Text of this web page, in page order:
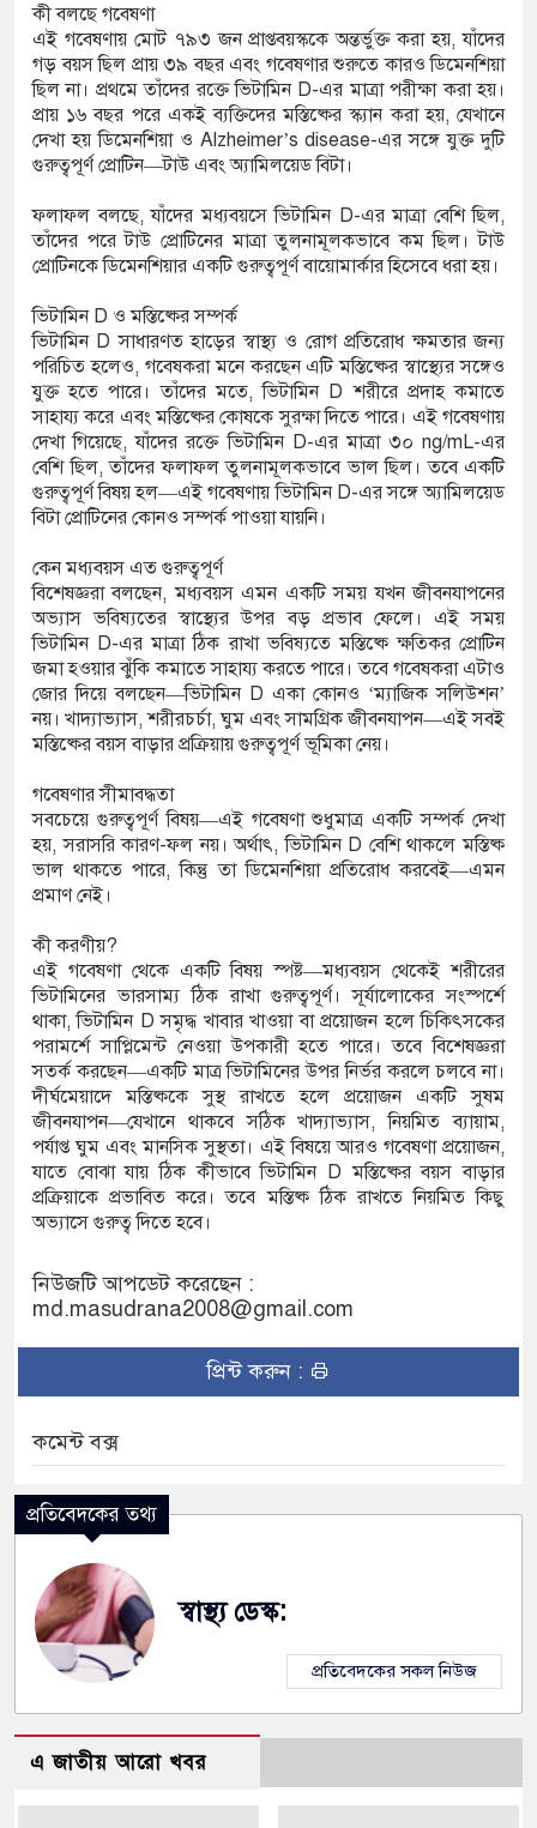
মৃত্যু,
কী বলছে গবেষণা
এই গবেষণায় মোট ৭৯৩ জন প্রাপ্তবয়স্ককে অন্তর্ভুক্ত করা হয়, যাঁদের
গড় বয়স ছিল প্রায় ৩৯ বছর এবং গবেষণার শুরুতে কারও ডিমেনশিয়া
ছিল না। প্রথমে তাঁদের রক্তে ভিটামিন D-এর মাত্রা পরীক্ষা করা হয়।
প্রায় ১৬ বছর পরে একই ব্যক্তিদের মস্তিষ্কের স্ক্যান করা হয়, যেখানে
দেখা হয় ডিমেনশিয়া ও Alzheimer’s disease-এর সঙ্গে যুক্ত দুটি
গুরুত্বপূর্ণ প্রোটিন—টাউ এবং অ্যামিলয়েড বিটা।
ফলাফল বলছে, যাঁদের মধ্যবয়সে ভিটামিন D-এর মাত্রা বেশি ছিল,
তাঁদের পরে টাউ প্রোটিনের মাত্রা তুলনামূলকভাবে কম ছিল। টাউ
প্রোটিনকে ডিমেনশিয়ার একটি গুরুত্বপূর্ণ বায়োমার্কার হিসেবে ধরা হয়।
ভিটামিন D ও মস্তিষ্কের সম্পর্ক
ভিটামিন D সাধারণত হাড়ের স্বাস্থ্য ও রোগ প্রতিরোধ ক্ষমতার জন্য
পরিচিত হলেও, গবেষকরা মনে করছেন এটি মস্তিষ্কের স্বাস্থ্যের সঙ্গেও
যুক্ত হতে পারে। তাঁদের মতে, ভিটামিন D শরীরে প্রদাহ কমাতে
সাহায্য করে এবং মস্তিষ্কের কোষকে সুরক্ষা দিতে পারে। এই গবেষণায়
দেখা গিয়েছে, যাঁদের রক্তে ভিটামিন D-এর মাত্রা ৩০ ng/mL-এর
বেশি ছিল, তাঁদের ফলাফল তুলনামূলকভাবে ভাল ছিল। তবে একটি
গুরুত্বপূর্ণ বিষয় হল—এই গবেষণায় ভিটামিন D-এর সঙ্গে অ্যামিলয়েড
বিটা প্রোটিনের কোনও সম্পর্ক পাওয়া যায়নি।
কেন মধ্যবয়স এত গুরুত্বপূর্ণ
বিশেষজ্ঞরা বলছেন, মধ্যবয়স এমন একটি সময় যখন জীবনযাপনের
অভ্যাস ভবিষ্যতের স্বাস্থ্যের উপর বড় প্রভাব ফেলে। এই সময়
ভিটামিন D-এর মাত্রা ঠিক রাখা ভবিষ্যতে মস্তিষ্কে ক্ষতিকর প্রোটিন
জমা হওয়ার ঝুঁকি কমাতে সাহায্য করতে পারে। তবে গবেষকরা এটাও
জোর দিয়ে বলছেন—ভিটামিন D একা কোনও ‘ম্যাজিক সলিউশন’
নয়। খাদ্যাভ্যাস, শরীরচর্চা, ঘুম এবং সামগ্রিক জীবনযাপন—এই সবই
মস্তিষ্কের বয়স বাড়ার প্রক্রিয়ায় গুরুত্বপূর্ণ ভূমিকা নেয়।
গবেষণার সীমাবদ্ধতা
সবচেয়ে গুরুত্বপূর্ণ বিষয়—এই গবেষণা শুধুমাত্র একটি সম্পর্ক দেখা
হয়, সরাসরি কারণ-ফল নয়। অর্থাৎ, ভিটামিন D বেশি থাকলে মস্তিষ্ক
ভাল থাকতে পারে, কিন্তু তা ডিমেনশিয়া প্রতিরোধ করবেই—এমন
প্রমাণ নেই।
কী করণীয়?
এই গবেষণা থেকে একটি বিষয় স্পষ্ট—মধ্যবয়স থেকেই শরীরের
ভিটামিনের ভারসাম্য ঠিক রাখা গুরুত্বপূর্ণ। সূর্যালোকের সংস্পর্শে
থাকা, ভিটামিন D সমৃদ্ধ খাবার খাওয়া বা প্রয়োজন হলে চিকিৎসকের
পরামর্শে সাপ্লিমেন্ট নেওয়া উপকারী হতে পারে। তবে বিশেষজ্ঞরা
সতর্ক করছেন—একটি মাত্র ভিটামিনের উপর নির্ভর করলে চলবে না।
দীর্ঘমেয়াদে মস্তিষ্ককে সুস্থ রাখতে হলে প্রয়োজন একটি সুষম
জীবনযাপন—যেখানে থাকবে সঠিক খাদ্যাভ্যাস, নিয়মিত ব্যায়াম,
পর্যাপ্ত ঘুম এবং মানসিক সুস্থতা। এই বিষয়ে আরও গবেষণা প্রয়োজন,
যাতে বোঝা যায় ঠিক কীভাবে ভিটামিন D মস্তিষ্কের বয়স বাড়ার
প্রক্রিয়াকে প্রভাবিত করে। তবে মস্তিষ্ক ঠিক রাখতে নিয়মিত কিছু
অভ্যাসে গুরুত্ব দিতে হবে।
নিউজটি আপডেট করেছেন :
md.masudrana2008@gmail.com
প্রিন্ট করুন :
কমেন্ট বক্স
প্রতিবেদকের তথ্য
স্বাস্থ্য ডেস্ক:
প্রতিবেদকের সকল নিউজ
এ জাতীয় আরো খবর